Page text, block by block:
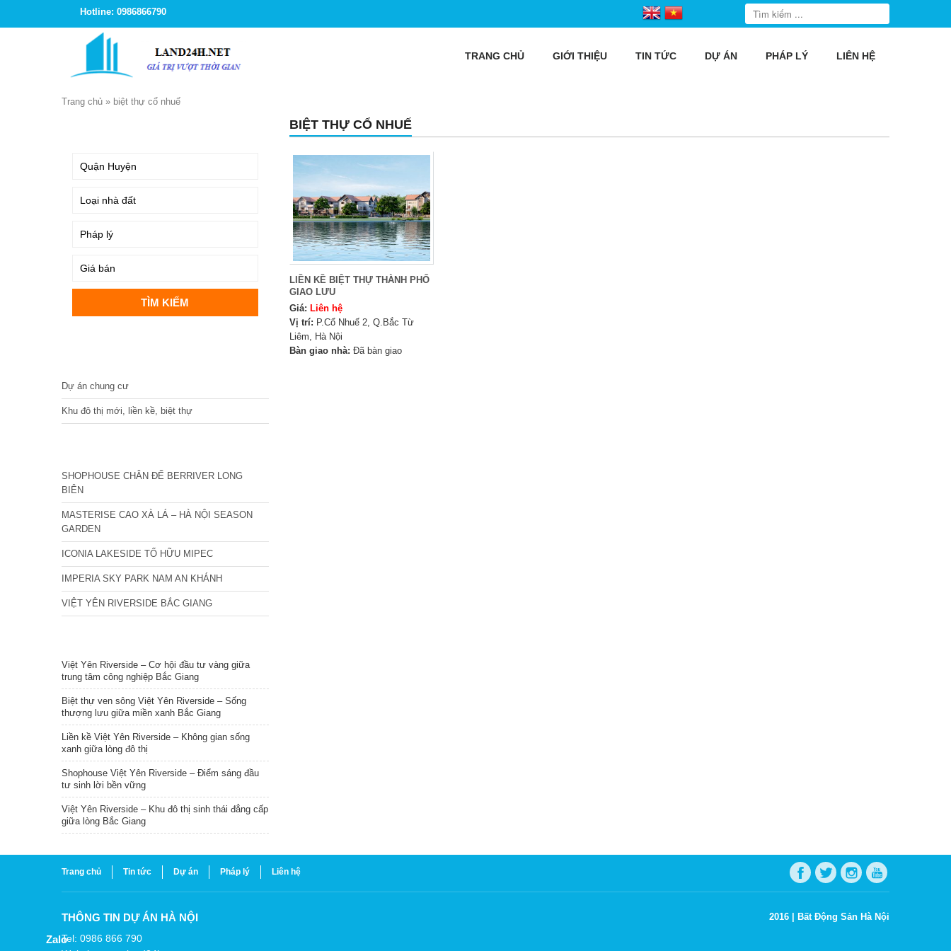
Hotline: 0986866790
TRANG CHỦ GIỚI THIỆU TIN TỨC DỰ ÁN PHÁP LÝ LIÊN HỆ
Trang chủ » biệt thự cổ nhuế
BIỆT THỰ CỔ NHUẾ
LIỀN KỀ BIỆT THỰ THÀNH PHỐ
GIAO LƯU
Giá: Liên hệ
Vị trí: P.Cổ Nhuế 2, Q.Bắc Từ
Liêm, Hà Nội
Bàn giao nhà: Đã bàn giao
Dự án chung cư
Khu đô thị mới, liền kề, biệt thự
SHOPHOUSE CHÂN ĐẾ BERRIVER LONG
BIÊN
MASTERISE CAO XÀ LÁ – HÀ NỘI SEASON
GARDEN
ICONIA LAKESIDE TỐ HỮU MIPEC
IMPERIA SKY PARK NAM AN KHÁNH
VIỆT YÊN RIVERSIDE BẮC GIANG
Việt Yên Riverside – Cơ hội đầu tư vàng giữa
trung tâm công nghiệp Bắc Giang
Biệt thự ven sông Việt Yên Riverside – Sống
thượng lưu giữa miền xanh Bắc Giang
Liền kề Việt Yên Riverside – Không gian sống
xanh giữa lòng đô thị
Shophouse Việt Yên Riverside – Điểm sáng đầu
tư sinh lời bền vững
Việt Yên Riverside – Khu đô thị sinh thái đẳng cấp
giữa lòng Bắc Giang
Trang chủ Tin tức Dự án Pháp lý Liên hệ
THÔNG TIN DỰ ÁN HÀ NỘI
Tel: 0986 866 790
2016 | Bất Động Sản Hà Nội
Zalo